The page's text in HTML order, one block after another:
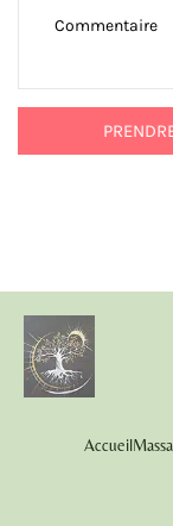
Accueil